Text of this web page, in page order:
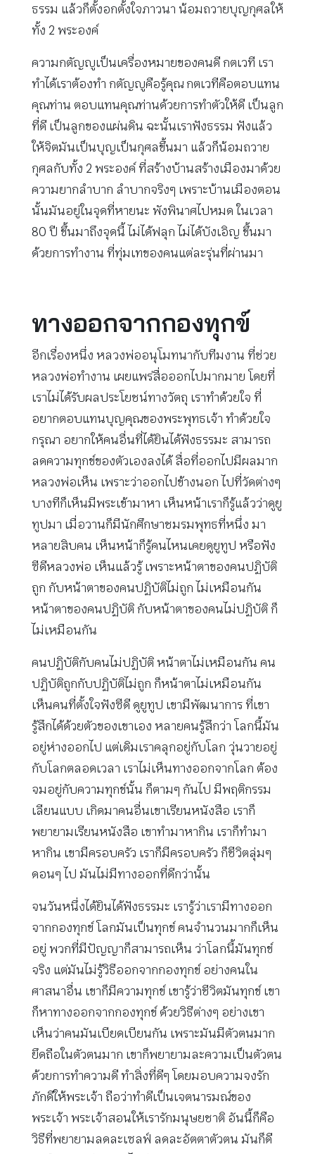
ธรรม แล้วก็ตั้งอกตั้งใจภาวนา น้อมถวายบุญกุศลให้
ทั้ง 2 พระองค์
ความกตัญญูเป็นเครื่องหมายของคนดี กตเวที เรา
ทำได้เราต้องทำ กตัญญูคือรู้คุณ กตเวทีคือตอบแทน
คุณท่าน ตอบแทนคุณท่านด้วยการทำตัวให้ดี เป็นลูก
ที่ดี เป็นลูกของแผ่นดิน ฉะนั้นเราฟังธรรม ฟังแล้ว
ให้จิตมันเป็นบุญเป็นกุศลขึ้นมา แล้วก็น้อมถวาย
กุศลกับทั้ง 2 พระองค์ ที่สร้างบ้านสร้างเมืองมาด้วย
ความยากลำบาก ลำบากจริงๆ เพราะบ้านเมืองตอน
นั้นมันอยู่ในจุดที่หายนะ พังพินาศไปหมด ในเวลา
80 ปี ขึ้นมาถึงจุดนี้ ไม่ได้ฟลุก ไม่ได้บังเอิญ ขึ้นมา
ด้วยการทำงาน ที่ทุ่มเทของคนแต่ละรุ่นที่ผ่านมา
ทางออกจากกองทุกข์
อีกเรื่องหนึ่ง หลวงพ่ออนุโมทนากับทีมงาน ที่ช่วย
หลวงพ่อทำงาน เผยแพร่สื่อออกไปมากมาย โดยที่
เราไม่ได้รับผลประโยชน์ทางวัตถุ เราทำด้วยใจ ที่
อยากตอบแทนบุญคุณของพระพุทธเจ้า ทำด้วยใจ
กรุณา อยากให้คนอื่นที่ได้ยินได้ฟังธรรมะ สามารถ
ลดความทุกข์ของตัวเองลงได้ สื่อที่ออกไปมีผลมาก
หลวงพ่อเห็น เพราะว่าออกไปข้างนอก ไปที่วัดต่างๆ
บางทีก็เห็นมีพระเข้ามาหา เห็นหน้าเราก็รู้แล้วว่าดูยู
ทูปมา เมื่อวานก็มีนักศึกษาชมรมพุทธที่หนึ่ง มา
หลายสิบคน เห็นหน้าก็รู้คนไหนเคยดูยูทูป หรือฟัง
ซีดีหลวงพ่อ เห็นแล้วรู้ เพราะหน้าตาของคนปฏิบัติ
ถูก กับหน้าตาของคนปฏิบัติไม่ถูก ไม่เหมือนกัน
หน้าตาของคนปฏิบัติ กับหน้าตาของคนไม่ปฏิบัติ ก็
ไม่เหมือนกัน
คนปฏิบัติกับคนไม่ปฏิบัติ หน้าตาไม่เหมือนกัน คน
ปฏิบัติถูกกับปฏิบัติไม่ถูก ก็หน้าตาไม่เหมือนกัน
เห็นคนที่ตั้งใจฟังซีดี ดูยูทูป เขามีพัฒนาการ ที่เขา
รู้สึกได้ด้วยตัวของเขาเอง หลายคนรู้สึกว่า โลกนี้มัน
อยู่ห่างออกไป แต่เดิมเราคลุกอยู่กับโลก วุ่นวายอยู่
กับโลกตลอดเวลา เราไม่เห็นทางออกจากโลก ต้อง
จมอยู่กับความทุกข์นั้น ก็ตามๆ กันไป มีพฤติกรรม
เลียนแบบ เกิดมาคนอื่นเขาเรียนหนังสือ เราก็
พยายามเรียนหนังสือ เขาทำมาหากิน เราก็ทำมา
หากิน เขามีครอบครัว เราก็มีครอบครัว ก็ชีวิตลุ่มๆ
ดอนๆ ไป มันไม่มีทางออกที่ดีกว่านั้น
จนวันหนึ่งได้ยินได้ฟังธรรมะ เรารู้ว่าเรามีทางออก
จากกองทุกข์ โลกมันเป็นทุกข์ คนจำนวนมากก็เห็น
อยู่ พวกที่มีปัญญาก็สามารถเห็น ว่าโลกนี้มันทุกข์
จริง แต่มันไม่รู้วิธีออกจากกองทุกข์ อย่างคนใน
ศาสนาอื่น เขาก็มีความทุกข์ เขารู้ว่าชีวิตมันทุกข์ เขา
ก็หาทางออกจากกองทุกข์ ด้วยวิธีต่างๆ อย่างเขา
เห็นว่าคนมันเบียดเบียนกัน เพราะมันมีตัวตนมาก
ยึดถือในตัวตนมาก เขาก็พยายามละความเป็นตัวตน
ด้วยการทำความดี ทำสิ่งที่ดีๆ โดยมอบความจงรัก
ภักดีให้พระเจ้า ถือว่าทำดีเป็นเจตนารมณ์ของ
พระเจ้า พระเจ้าสอนให้เรารักมนุษยชาติ อันนี้ก็คือ
วิธีที่พยายามลดละเซลฟ์ ลดละอัตตาตัวตน มันก็ดี